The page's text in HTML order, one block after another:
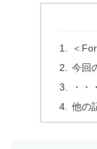
＜
今回
・・
他の